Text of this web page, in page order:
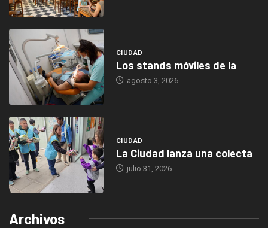
CIUDAD
Los stands móviles de la
agosto 3, 2026
CIUDAD
La Ciudad lanza una colecta
julio 31, 2026
Archivos